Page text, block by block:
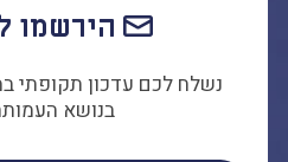
הירשמו
נשלח לכם עדכון תקופתי
בנושא